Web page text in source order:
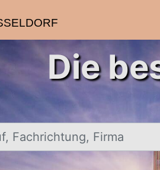
Die
Firma